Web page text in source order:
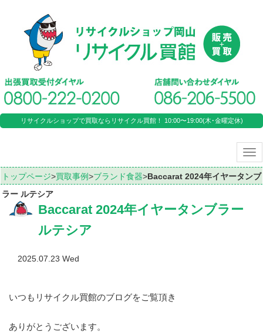
リサイクルショップで買取ならリサイクル買館！ 10:00〜19:00(木･金曜定休)
トップページ>買取事例>ブランド食器>Baccarat 2024年イヤータンブ
ラー ルテシア
Baccarat 2024年イヤータンブラー
ルテシア
2025.07.23 Wed
いつもリサイクル買館のブログをご覧頂き
ありがとうございます。